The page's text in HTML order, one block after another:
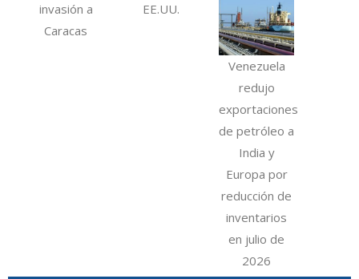
invasión a
Caracas
EE.UU.
Venezuela
redujo
exportaciones
de petróleo a
India y
Europa por
reducción de
inventarios
en julio de
2026